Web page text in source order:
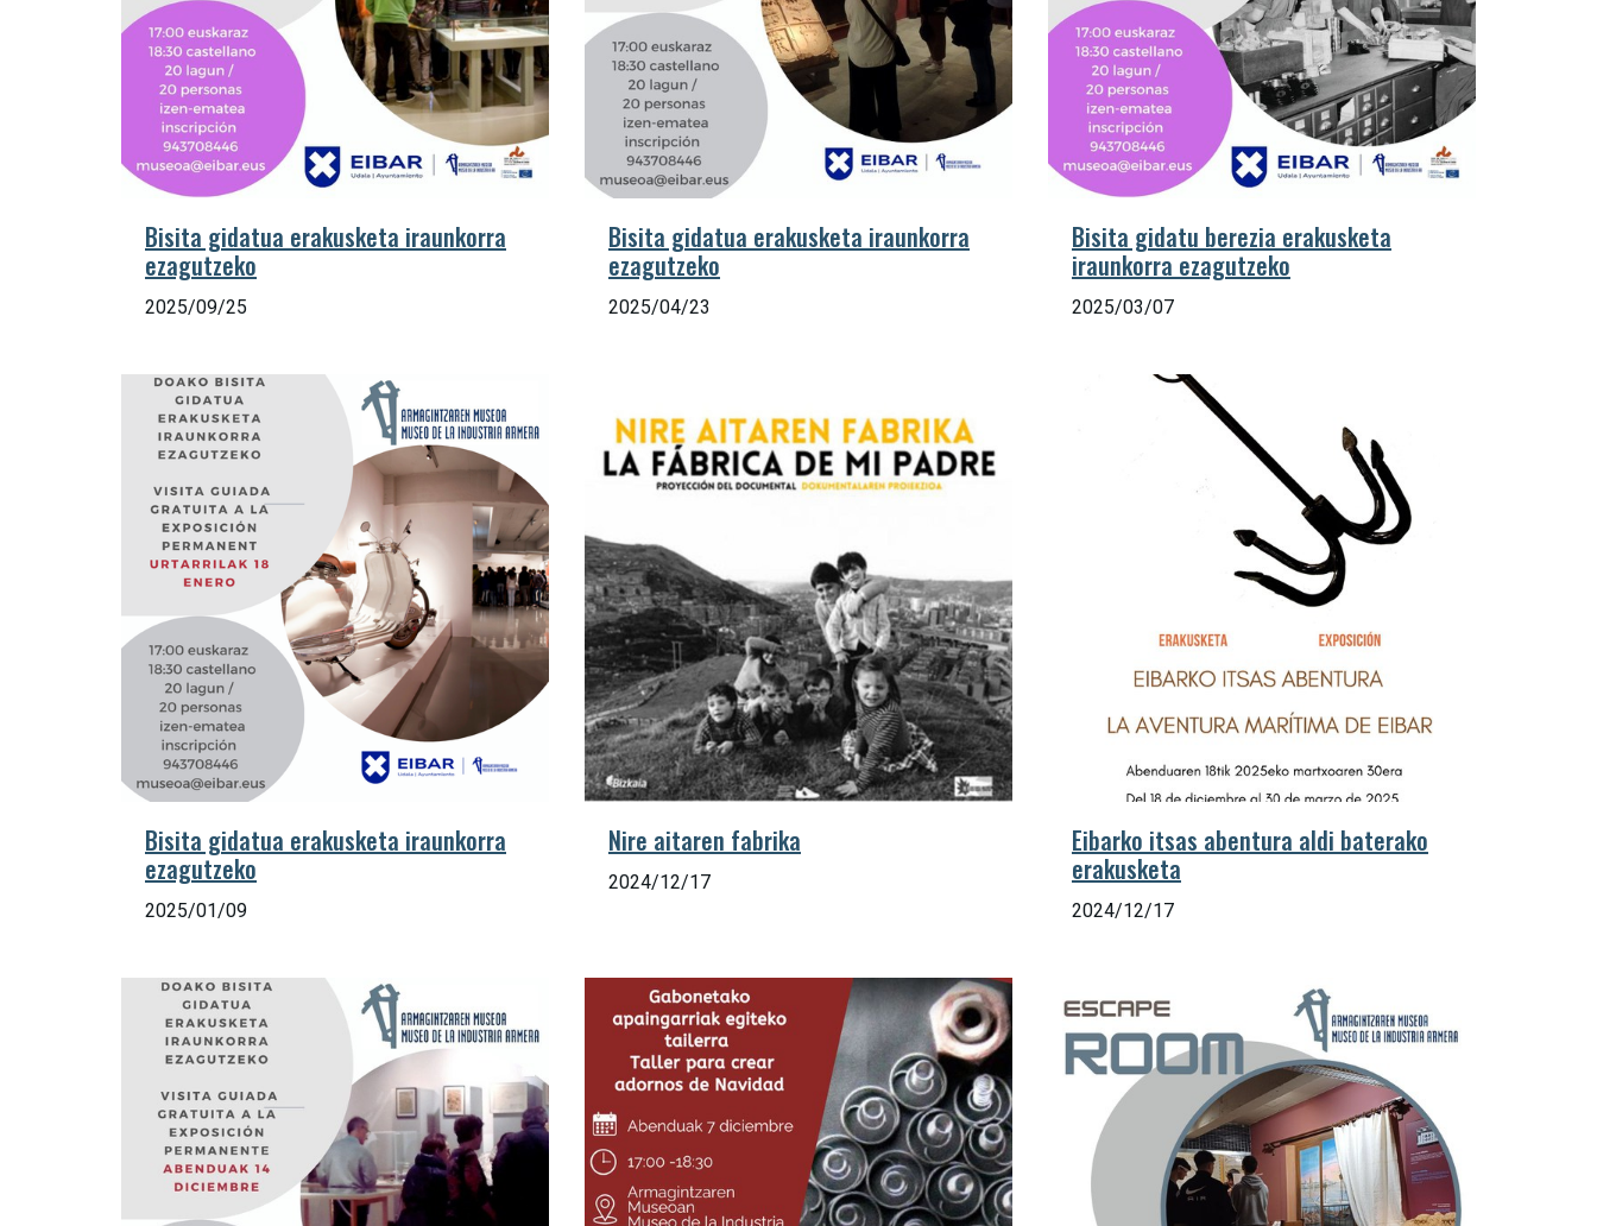
Bisita gidatua erakusketa iraunkorra
ezagutzeko
2025/09/25
Bisita gidatua erakusketa iraunkorra
ezagutzeko
2025/04/23
Bisita gidatu berezia erakusketa
iraunkorra ezagutzeko
2025/03/07
Bisita gidatua erakusketa iraunkorra
ezagutzeko
2025/01/09
Nire aitaren fabrika
2024/12/17
Eibarko itsas abentura aldi baterako
erakusketa
2024/12/17